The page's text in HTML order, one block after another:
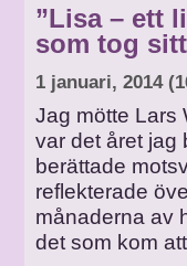
”Lisa – ett
som tog
1 januari, 2014
Jag mötte Lars
var det året jag
berättade
reflekterade
månaderna av
det som kom